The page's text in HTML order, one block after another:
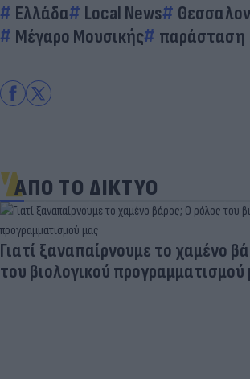
Ελλάδα Local News
Μέγαρο Μουσικής
παράσταση
ΑΠΟ ΤΟ ΔΙΚΤΥΟ